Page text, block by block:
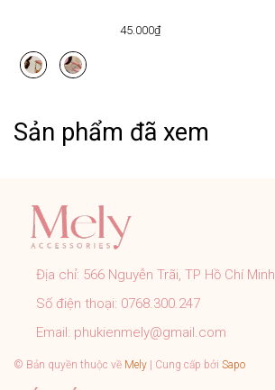
45.000₫
Sản phẩm đã xem
Địa chỉ: 566 Nguyễn Trãi, TP Hồ Chí Minh,
Số điện thoại: 0768.300.247
Email: phukienmely@gmail.com
© Bản quyền thuộc về Mely | Cung cấp bởi Sapo